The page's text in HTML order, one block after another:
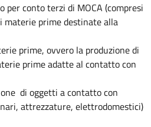
per conto terzi di MOCA (compresi
materie prime destinate alla
prime, ovvero la produzione di
prime adatte al contatto con
di oggetti a contatto con
attrezzature, elettrodomestici)